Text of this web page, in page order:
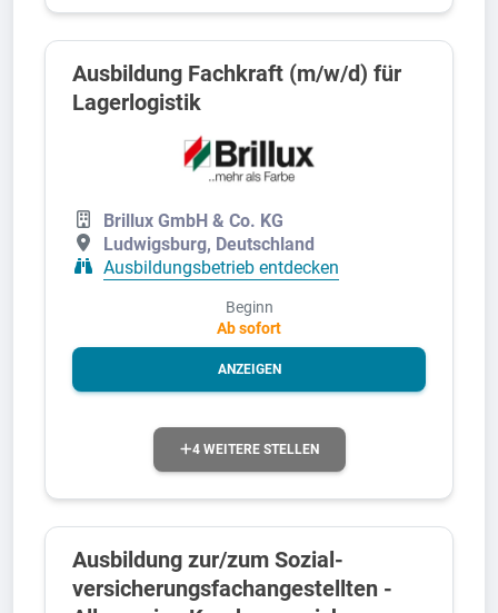
Ausbildung Fachkraft (m/w/d) für
Lagerlogistik
Brillux GmbH & Co. KG
Ludwigsburg, Deutschland
Ausbildungsbetrieb entdecken
Beginn
Ab sofort
ANZEIGEN
4 WEITERE STELLEN
Aus­bild­ung zur/zum Sozial­
versicher­ungs­fach­angestellten­ -